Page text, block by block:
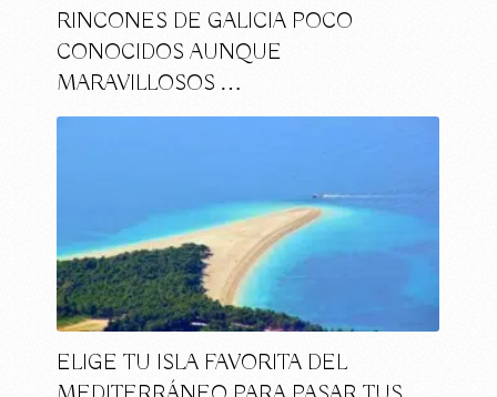
RINCONES DE GALICIA POCO
CONOCIDOS AUNQUE
MARAVILLOSOS …
ELIGE TU ISLA FAVORITA DEL